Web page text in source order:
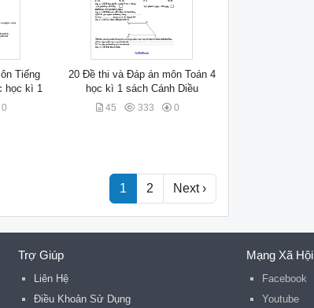
Tiếng
học kì 1
0
20 Đề thi và Đáp án môn Toán 4
học kì 1 sách Cánh Diều
45 333 0
1 2 Next ›
Trợ Giúp
Liên Hệ
Điều Khoản Sử Dụng
Mạng Xã Hội
Facebook
Youtube